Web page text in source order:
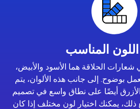
اللون المناسب
شعارات الحلاقة هما الأسود والأبيض،
بوضوح. إلى جانب هذه الألوان، يتم
أيضًا على نطاق واسع في تصميم
يمكنك اختيار لون مختلف إذا كان